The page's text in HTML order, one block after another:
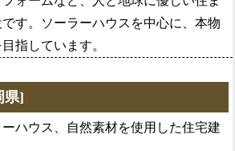
す。ソーラーハウスを中心に、本物
指しています。
県]
ハウス、自然素材を使用した住宅建